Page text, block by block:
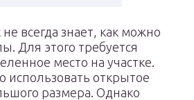
всегда знает, как можно
Для этого требуется
место на участке.
использовать открытое
размера. Однако